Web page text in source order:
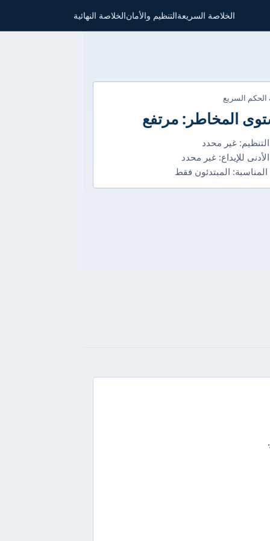
الخلاصة السريعةالتنظيم والأمانالخلاصة النهائية
الحكم السريع
المخاطر: مرتفع
غير محدد
للإيداع: غير محدد
المناسبة: المبتدئون فقط